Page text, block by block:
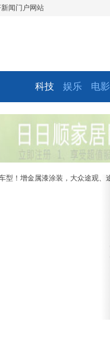
闻门户网站
科技 娱乐 电影